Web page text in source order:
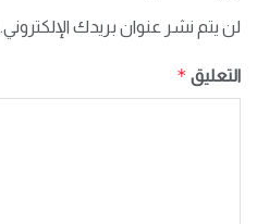
لن يتم نشر عنوان بريدك الإلكتروني.
التعليق *